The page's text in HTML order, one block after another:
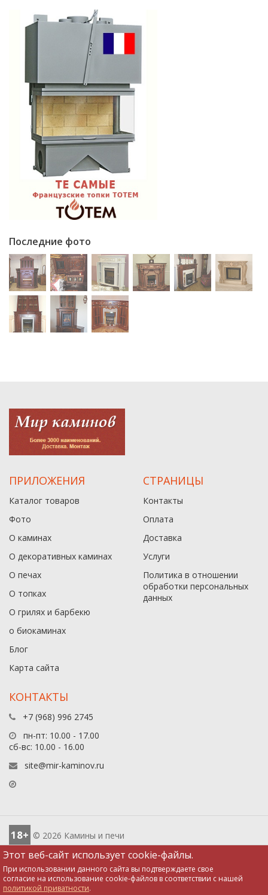
Последние фото
ПРИЛОЖЕНИЯ
Каталог товаров
Фото
О каминах
О декоративных каминах
О печах
О топках
О грилях и барбекю
о биокаминах
Блог
Карта сайта
СТРАНИЦЫ
Контакты
Оплата
Доставка
Услуги
Политика в отношении
обработки персональных
данныx
КОНТАКТЫ
+7 (968) 996 2745
пн-пт: 10.00 - 17.00
сб-вс: 10.00 - 16.00
site@mir-kaminov.ru
Этот веб-сайт использует cookie-файлы.
При использовании данного сайта вы подтверждаете свое
согласие на использование cookie-файлов в соответствии с нашей
политикой приватности.
18+ © 2026 Камины и печи